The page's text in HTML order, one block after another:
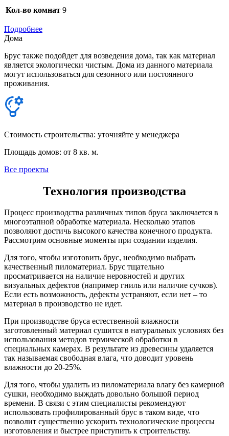
Кол-во комнат 9
Подробнее
Дома
Брус также подойдет для возведения дома, так как материал
является экологически чистым. Дома из данного материала
могут использоваться для сезонного или постоянного
проживания.
Стоимость строительства: уточняйте у менеджера
Площадь домов: от 8 кв. м.
Все проекты
Технология производства
Процесс производства различных типов бруса заключается в
многоэтапной обработке материала. Несколько этапов
позволяют достичь высокого качества конечного продукта.
Рассмотрим основные моменты при создании изделия.
Для того, чтобы изготовить брус, необходимо выбрать
качественный пиломатериал. Брус тщательно
просматривается на наличие неровностей и других
визуальных дефектов (например гниль или наличие сучков).
Если есть возможность, дефекты устраняют, если нет – то
материал в производство не идет.
При производстве бруса естественной влажности
заготовленный материал сушится в натуральных условиях без
использования методов термической обработки в
специальных камерах. В результате из древесины удаляется
так называемая свободная влага, что доводит уровень
влажности до 20-25%.
Для того, чтобы удалить из пиломатериала влагу без камерной
сушки, необходимо выждать довольно большой период
времени. В связи с этим специалисты рекомендуют
использовать профилированный брус в таком виде, что
позволит существенно ускорить технологические процессы
изготовления и быстрее приступить к строительству.